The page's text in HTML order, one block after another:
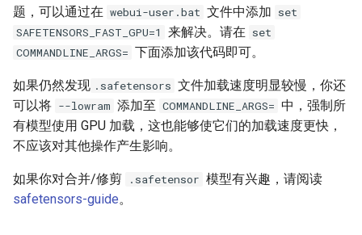
题，可以通过在 webui-user.bat 文件中添加 set
SAFETENSORS_FAST_GPU=1
来解决。请在 set
COMMANDLINE_ARGS= 下面添加该代码即可。
如果仍然发现 .safetensors 文件加载速度明显较慢，你还
可以将 --lowram 添加至 COMMANDLINE_ARGS= 中，强制所
有模型使用 GPU 加载，这也能够使它们的加载速度更快，
不应该对其他操作产生影响。
如果你对合并/修剪 .safetensor 模型有兴趣，请阅读
safetensors-guide。